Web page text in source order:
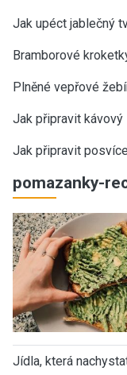
Jak upéct jablečný
Bramborové
Plněné vepřové
Jak připravit
Jak připravit
pomazanky-
Jídla, která